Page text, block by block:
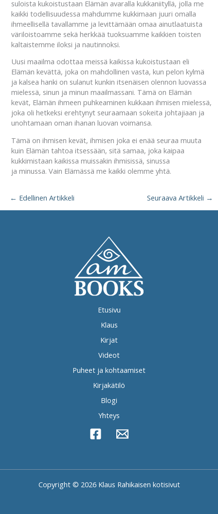
suloista kukoistustaan Elämän avaralla kukkaniityllä, jolla me
kaikki todellisuudessa mahdumme kukkimaan juuri omalla
ihmeellisellä tavallamme ja levittämään omaa ainutlaatuista
väriloistoamme sekä herkkää tuoksuamme kaikkien toisten
kaltaistemme iloksi ja nautinnoksi.
Uusi maailma odottaa meissä kaikissa kukoistustaan eli
Elämän kevättä, joka on mahdollinen vasta, kun pelon kylmä
ja kalsea hanki on sulanut kunkin itsenäisen olennon luovassa
mielessä, sinun ja minun maailmassani. Tämä on Elämän
kevät, Elämän ihmeen puhkeaminen kukkaan ihmisen mielessä,
joka oli hetkeksi erehtynyt seuraamaan sokeita johtajiaan ja
unohtamaan oman ihanan luovan voimansa.
Tämä on ihmisen kevät, ihmisen joka ei enää seuraa muuta
kuin Elämän tahtoa itsessään, sitä samaa, joka kaipaa
kukkimistaan kaikissa muissakin ihmisissä, sinussa
ja minussa. Vain Elämässä me kaikki olemme yhtä.
← Edellinen Artikkeli Seuraava Artikkeli →
Etusivu
Klaus
Kirjat
Videot
Puheet ja kohtaamiset
Kirjakätilö
Blogi
Yhteys
Copyright © 2026 Klaus Rahikaisen kotisivut